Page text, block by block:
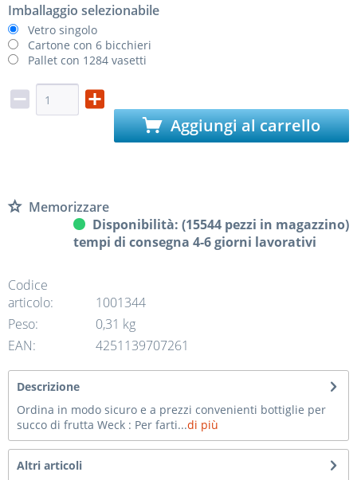
Imballaggio selezionabile
Vetro singolo
Cartone con 6 bicchieri
Pallet con 1284 vasetti
Aggiungi al carrello
Memorizzare
Disponibilità: (15544 pezzi in magazzino)
tempi di consegna 4-6 giorni lavorativi
Codice
articolo:
1001344
Peso:
0,31 kg
EAN:
4251139707261
Descrizione
Ordina in modo sicuro e a prezzi convenienti bottiglie per
succo di frutta Weck : Per farti...di più
Altri articoli